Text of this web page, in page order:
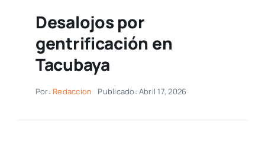
Desalojos por
gentrificación en
Tacubaya
Por: Redaccion Publicado: Abril 17, 2026